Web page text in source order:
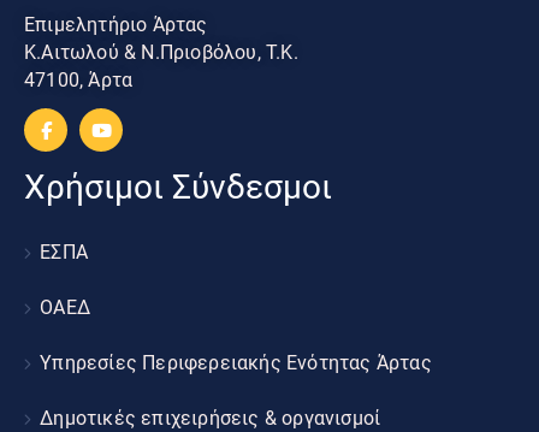
Επιμελητήριο Άρτας
Κ.Αιτωλού & Ν.Πριοβόλου, Τ.Κ.
47100, Άρτα
Χρήσιμοι Σύνδεσμοι
ΕΣΠΑ
ΟΑΕΔ
Υπηρεσίες Περιφερειακής Ενότητας Άρτας
Δημοτικές επιχειρήσεις & οργανισμοί